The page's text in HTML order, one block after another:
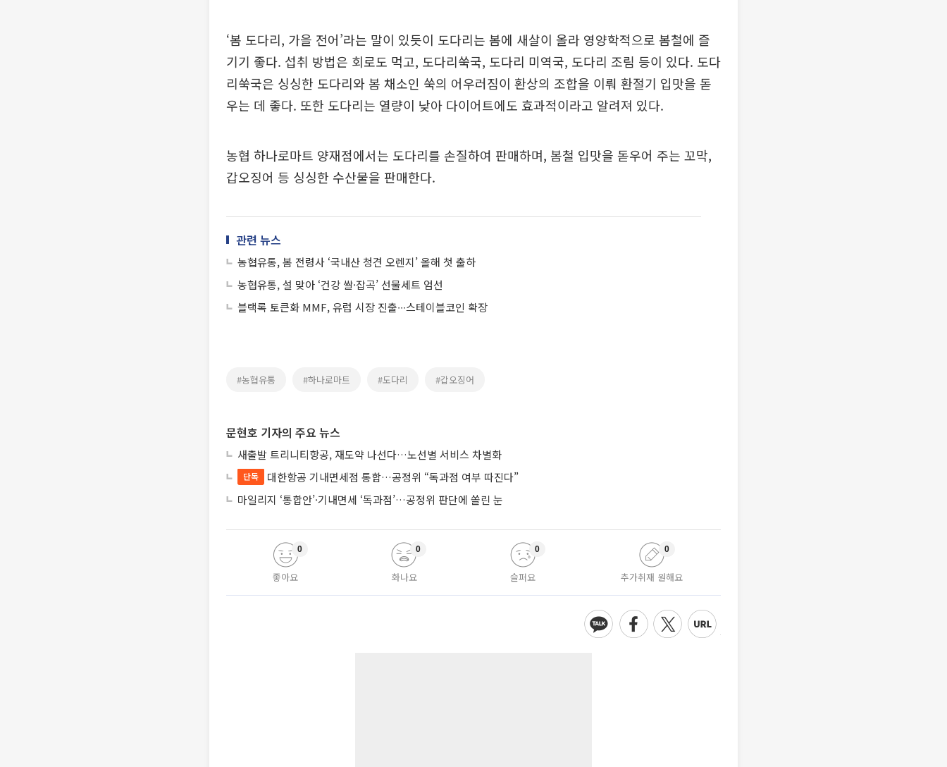
‘봄 도다리, 가을 전어’라는 말이 있듯이 도다리는 봄에 새살이 올라 영양학적으로 봄철에 즐
기기 좋다. 섭취 방법은 회로도 먹고, 도다리쑥국, 도다리 미역국, 도다리 조림 등이 있다. 도다
리쑥국은 싱싱한 도다리와 봄 채소인 쑥의 어우러짐이 환상의 조합을 이뤄 환절기 입맛을 돋
우는 데 좋다. 또한 도다리는 열량이 낮아 다이어트에도 효과적이라고 알려져 있다.
농협 하나로마트 양재점에서는 도다리를 손질하여 판매하며, 봄철 입맛을 돋우어 주는 꼬막,
갑오징어 등 싱싱한 수산물을 판매한다.
관련 뉴스
농협유통, 봄 전령사 ‘국내산 청견 오렌지’ 올해 첫 출하
농협유통, 설 맞아 ‘건강 쌀·잡곡’ 선물세트 엄선
블랙록 토큰화 MMF, 유럽 시장 진출∙∙∙스테이블코인 확장
#농협유통 #하나로마트 #도다리 #갑오징어
문현호 기자의 주요 뉴스
새출발 트리니티항공, 재도약 나선다…노선별 서비스 차별화
단독
대한항공 기내면세점 통합…공정위 “독과점 여부 따진다”
마일리지 ‘통합안’·기내면세 ‘독과점’…공정위 판단에 쏠린 눈
좋아요
0
화나요
0
슬퍼요
0
추가취재 원해요
0